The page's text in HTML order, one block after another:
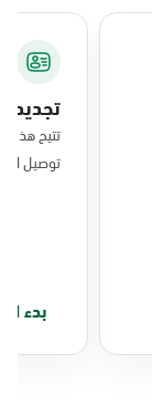
تجديد
تتيح هذه
توصيل
بدء